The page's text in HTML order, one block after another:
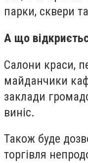
парки, сквери
А що
Салони краси,
майданчики
заклади
виніс.
Також буде
торгівля